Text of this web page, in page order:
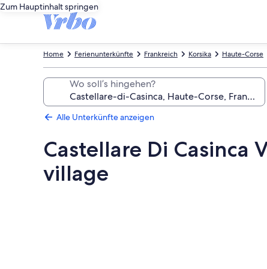
Zum Hauptinhalt springen
Haute-Corse
Korsika
Frankreich
Ferienunterkünfte
Home
Wo soll’s hingehen?
Alle Unterkünfte anzeigen
Castellare Di Casinca
village